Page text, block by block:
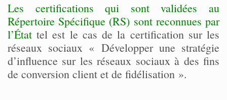
Les certifications qui sont validées au
Répertoire Spécifique (RS) sont reconnues par
l’Étattel est le cas de la certification sur les
réseaux sociaux « Développer une stratégie
d’influence sur les réseaux sociaux à des fins
de conversion client et de fidélisation ».